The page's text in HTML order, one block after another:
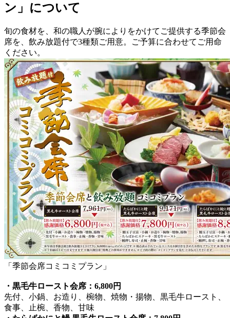
ン」について
旬の食材を、和の職人が腕によりをかけてご提供する季節会
席を、飲み放題付で3種類ご用意。ご予算に合わせてご用命
ください。
「季節会席コミコミプラン」
・黒毛牛ロースト会席：6,800円
先付、小鍋、お造り、椀物、焼物・揚物、黒毛牛ロースト、
食事、止椀、香物、甘味